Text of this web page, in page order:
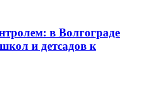
в Волгограде
и детсадов к